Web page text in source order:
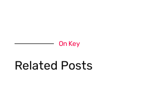
On Key
Related Posts